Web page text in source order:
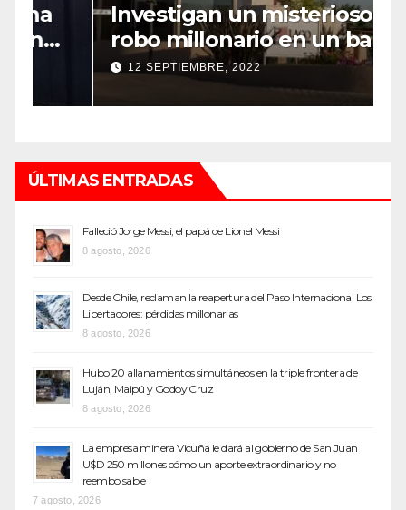
Investigan un misterioso
robo millonario en un barrio
top de Maipú
12 SEPTIEMBRE, 2022
ÚLTIMAS ENTRADAS
Falleció Jorge Messi, el papá de Lionel Messi
8 agosto, 2026
Desde Chile, reclaman la reapertura del Paso Internacional Los
Libertadores: pérdidas millonarias
8 agosto, 2026
Hubo 20 allanamientos simultáneos en la triple frontera de
Luján, Maipú y Godoy Cruz
8 agosto, 2026
La empresa minera Vicuña le dará al gobierno de San Juan
U$D 250 millones cómo un aporte extraordinario y no
reembolsable
7 agosto, 2026